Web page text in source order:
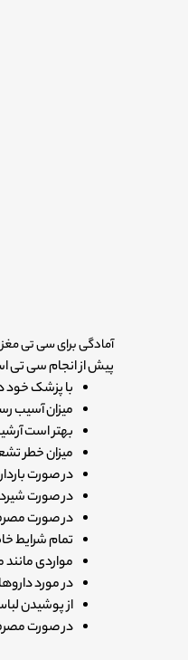
آمادگی برای سی تی مغز
پیش از انجام سی تی
با پزشک خود
میزان آسیب
بهتر است
میزان خطر
در صورت
در صورت
در صورت
تمام شرایط
مواردی مانند
در مورد
از پوشیدن
در صورت